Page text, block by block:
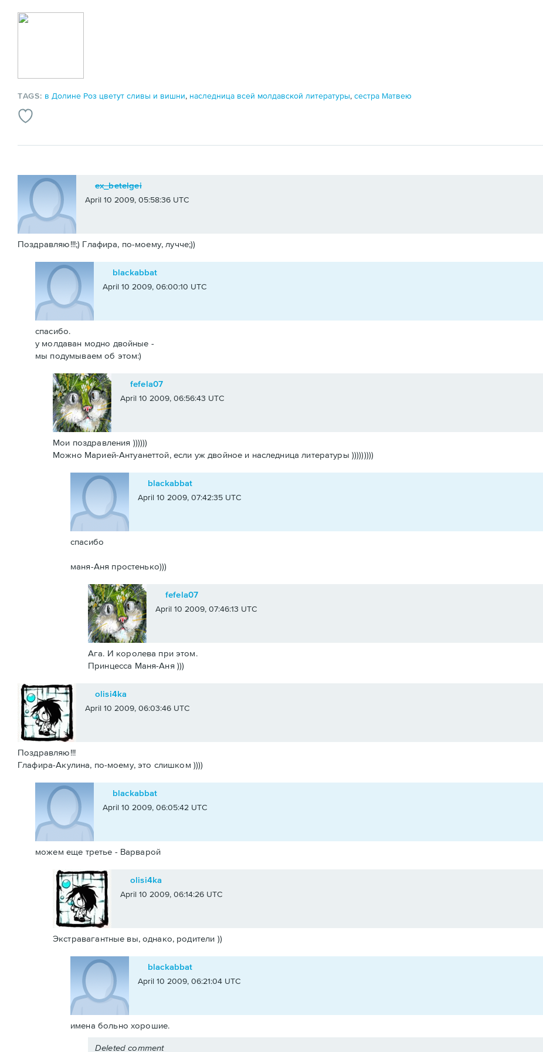
TAGS: в Долине Роз цветут сливы и вишни, наследница всей молдавской литературы,сестра Матвею
ex_betelgei
April 10 2009, 05:58:36 UTC
Поздравляю!!!;) Глафира, по-моему, лучче;))
blackabbat
April 10 2009, 06:00:10 UTC
спасибо.
у молдаван модно двойные -
мы подумываем об этом:)
fefela07
April 10 2009, 06:56:43 UTC
Мои поздравления ))))))
Можно Марией-Антуанеттой, если уж двойное и наследница литературы )))))))))
blackabbat
April 10 2009, 07:42:35 UTC
спасибо
маня-Аня простенько)))
fefela07
April 10 2009, 07:46:13 UTC
Ага. И королева при этом.
Принцесса Маня-Аня )))
olisi4ka
April 10 2009, 06:03:46 UTC
Поздравляю!!!
Глафира-Акулина, по-моему, это слишком ))))
blackabbat
April 10 2009, 06:05:42 UTC
можем еще третье - Варварой
olisi4ka
April 10 2009, 06:14:26 UTC
Экстравагантные вы, однако, родители ))
blackabbat
April 10 2009, 06:21:04 UTC
имена больно хорошие.
Deleted comment